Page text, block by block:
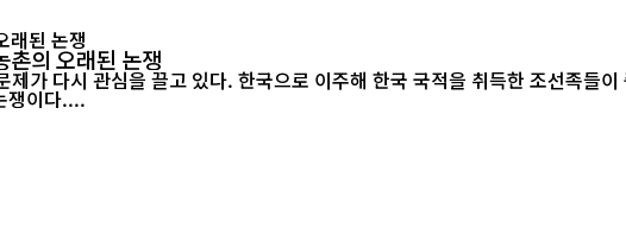
의 오래된 논쟁
가 다시 관심을 끌고 있다. 한국으로 이주해 한국 국적을 취득한 조선족들
쟁이다....